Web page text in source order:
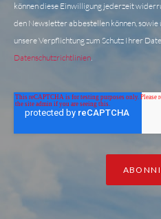
können diese Einwilligung jederzeit
den Newsletter abbestellen können,
unsere Verpflichtung zum Schutz Ihrer
Datenschutzrichtlinien.